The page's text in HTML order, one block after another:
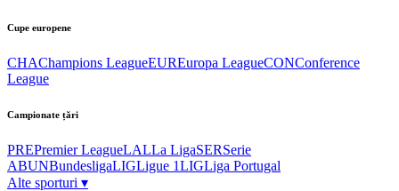
Cupe europene
CHAChampions LeagueEUREuropa LeagueCONConference
League
Campionate țări
PREPremier LeagueLALLa LigaSERSerie
ABUNBundesligaLIGLigue 1LIGLiga Portugal
Alte sporturi ▾